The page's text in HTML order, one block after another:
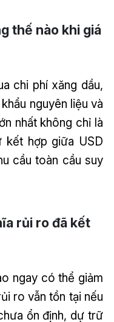
thế nào khi giá
chi phí xăng dầu,
nguyên liệu và
nhất không chỉ là
kết hợp giữa USD
cầu toàn cầu suy
rủi ro đã kết
ngay có thể giảm
ro vẫn tồn tại nếu
ổn định, dự trữ